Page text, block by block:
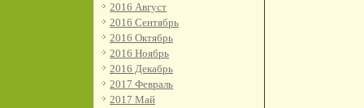
2016 Август
2016 Сентябрь
2016 Октябрь
2016 Ноябрь
2016 Декабрь
2017 Февраль
2017 Май